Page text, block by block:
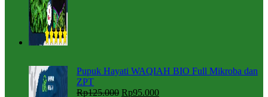
Pupuk Hayati WAQIAH BIO Full Mikroba dan
ZPT
Rp125.000 Rp95.000